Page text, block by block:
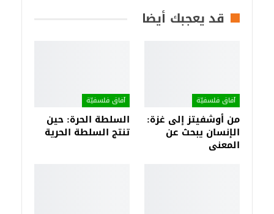
قد يعجبك أيضا
آفاق فلسفيّة‎
من أوشفيتز إلى غزة:
الإنسان يبحث عن
المعنى
آفاق فلسفيّة‎
السلطة الحرة: حين
تنتج السلطة الحرية